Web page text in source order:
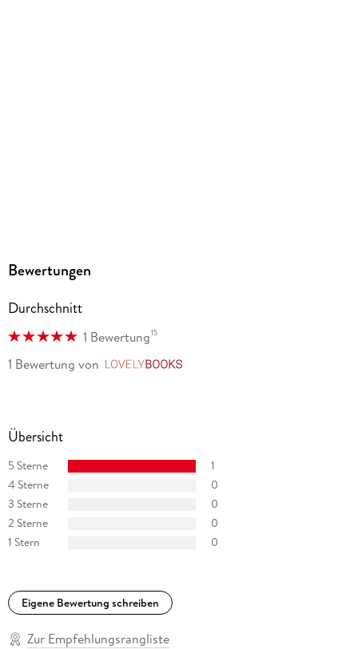
Bewertungen
Durchschnitt
1 Bewertung15
1 Bewertung von
Übersicht
5 Sterne
1
4 Sterne
0
3 Sterne
0
2 Sterne
0
1 Stern
0
Eigene Bewertung schreiben
Zur Empfehlungsrangliste